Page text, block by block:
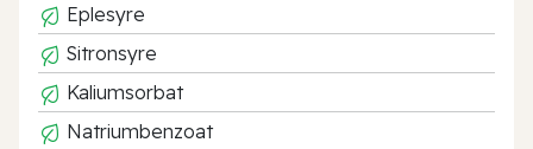
Eplesyre
Sitronsyre
Kaliumsorbat
Natriumbenzoat